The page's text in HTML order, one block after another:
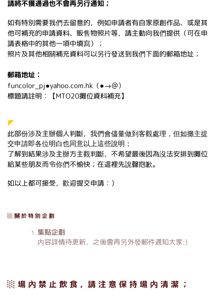
請將不獲通過也不會再另行通知；
如有特別需要我們去留意的，例如申請者有自家原創作品、或是其
他可補充的申請資料、販售物照片等，請主動向我們提供（可在申
請表格中的其他一項中填寫）；
照片及其他相關補充資料可以另行發送到我們下面的郵箱地址；
郵箱地址︰
funcolor_pj●yahoo.com.hk（●→@）
標題請註明︰【MTO20攤位資料補充】
◤
此部份涉及主辦個人判斷， 我們會儘量做到客觀處理，但如攤主提
交申請即各位明白也同意以上這些說明；
了解到結果涉及主辦方主觀判斷，不希望最後因為沒法安排到攤位
給某些朋友而令你們不愉快；在這裡先說聲抱歉。
如以上都可接受，歡迎提交申請：）
░ 關 於 特 別 企 劃
集點企劃
內容詳情待更新，之後會再另外發郵件通知大家:)
░ 場 內 禁 止 飲 食 ，請 注 意 保 持 場 內 清 潔 ；